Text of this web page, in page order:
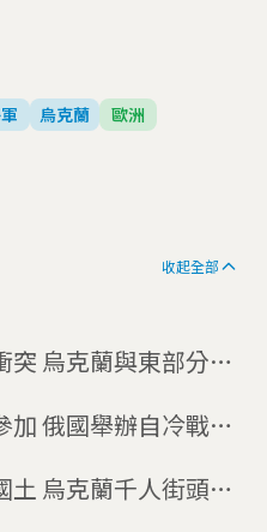
烏克蘭 歐洲
收起全部
突 烏克蘭與東部分離
加 俄國舉辦自冷戰最
土 烏克蘭千人街頭大